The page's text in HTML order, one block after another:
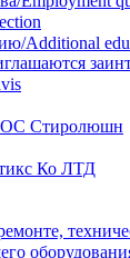
Additional
Стиролюшн
Ко ЛТД